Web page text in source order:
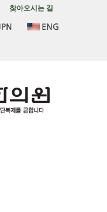
찾아오시는 길